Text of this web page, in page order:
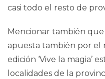
casi todo el resto de
Mencionar también
apuesta también por el
edición ‘Vive la magia’
localidades de la